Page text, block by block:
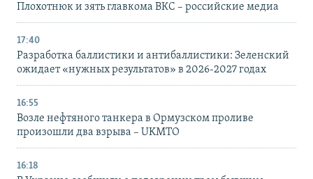
Плохотнюк и зять главкома ВКС – российские медиа
17:40
Разработка баллистики и антибаллистики: Зеленский
ожидает «нужных результатов» в 2026-2027 годах
16:55
Возле нефтяного танкера в Ормузском проливе
произошли два взрыва – UKMTO
16:18